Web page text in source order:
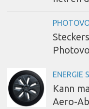
ENERGIE
Kann
Aero-